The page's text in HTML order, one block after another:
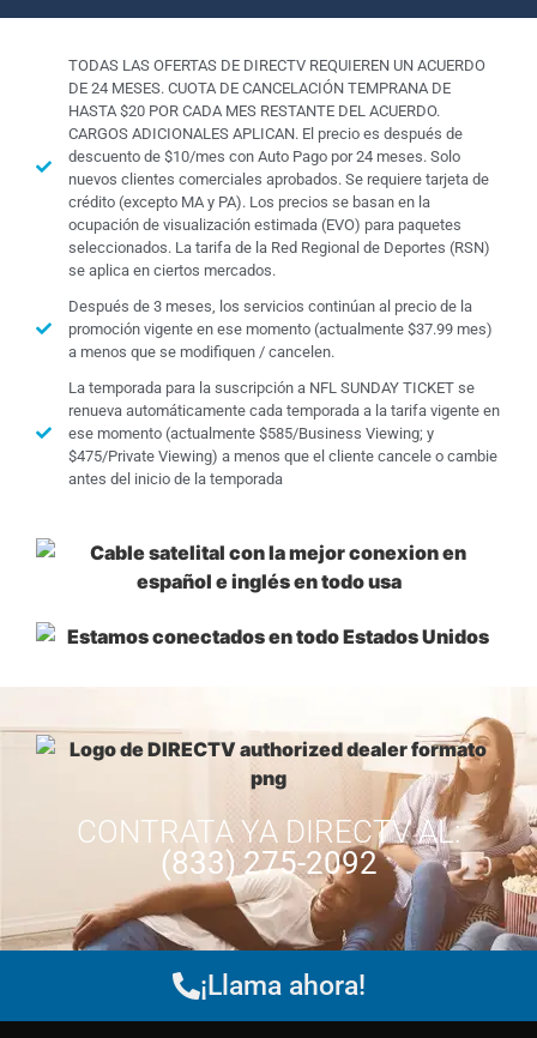
TODAS LAS OFERTAS DE DIRECTV REQUIEREN UN ACUERDO
DE 24 MESES. CUOTA DE CANCELACIÓN TEMPRANA DE
HASTA $20 POR CADA MES RESTANTE DEL ACUERDO.
CARGOS ADICIONALES APLICAN. El precio es después de
descuento de $10/mes con Auto Pago por 24 meses. Solo
nuevos clientes comerciales aprobados. Se requiere tarjeta de
crédito (excepto MA y PA). Los precios se basan en la
ocupación de visualización estimada (EVO) para paquetes
seleccionados. La tarifa de la Red Regional de Deportes (RSN)
se aplica en ciertos mercados.
Después de 3 meses, los servicios continúan al precio de la
promoción vigente en ese momento (actualmente $37.99 mes)
a menos que se modifiquen / cancelen.
La temporada para la suscripción a NFL SUNDAY TICKET se
renueva automáticamente cada temporada a la tarifa vigente en
ese momento (actualmente $585/Business Viewing; y
$475/Private Viewing) a menos que el cliente cancele o cambie
antes del inicio de la temporada
CONTRATA YA DIRECTVAL:
(833) 275-2092
¡Llama ahora!